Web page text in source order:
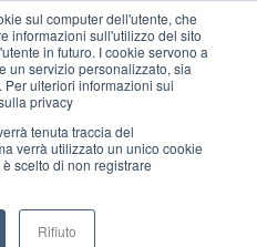
sul computer dell'utente, che
informazioni sull'utilizzo del sito
in futuro. I cookie servono a
un servizio personalizzato, sia
ulteriori informazioni sui
privacy
tenuta traccia del
verrà utilizzato un unico cookie
scelto di non registrare
Rifiuto
MENU